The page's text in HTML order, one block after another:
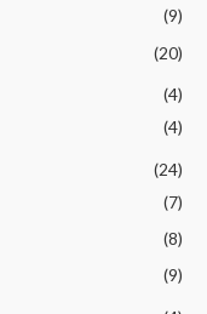
(9)
(20)
(4)
(4)
(24)
(7)
(8)
(9)